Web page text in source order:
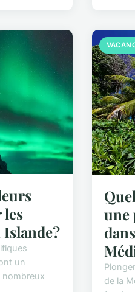
les
un
nombreux
une
de la